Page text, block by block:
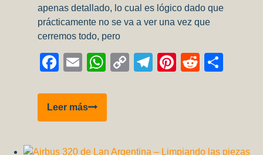
apenas detallado, lo cual es lógico dado que
prácticamente no se va a ver una vez que
cerremos todo, pero
Facebook
EmailWhatsApp
CopyTelegram
Pinterest
Reddit
Leer másFw190
A-
(Parte